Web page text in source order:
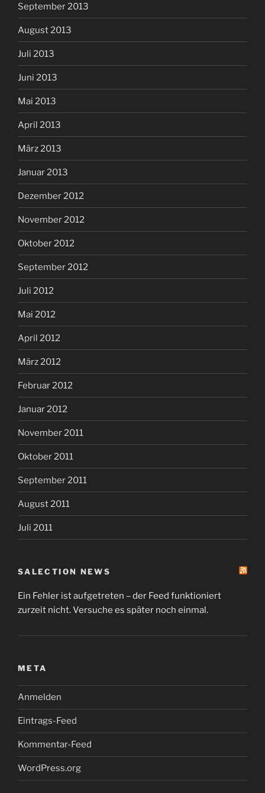
September 2013
August 2013
Juli 2013
Juni 2013
Mai 2013
April 2013
März 2013
Januar 2013
Dezember 2012
November 2012
Oktober 2012
September 2012
Juli 2012
Mai 2012
April 2012
März 2012
Februar 2012
Januar 2012
November 2011
Oktober 2011
September 2011
August 2011
Juli 2011
SALECTION NEWS
Ein Fehler ist aufgetreten – der Feed funktioniert
zurzeit nicht. Versuche es später noch einmal.
META
Anmelden
Eintrags-Feed
Kommentar-Feed
WordPress.org